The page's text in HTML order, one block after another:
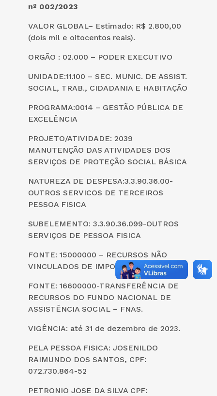
nº 002/2023
VALOR GLOBAL– Estimado: R$ 2.800,00
(dois mil e oitocentos reais).
ORGÃO : 02.000 – PODER EXECUTIVO
UNIDADE:11.100 – SEC. MUNIC. DE ASSIST.
SOCIAL, TRAB., CIDADANIA E HABITAÇÃO
PROGRAMA:0014 – GESTÃO PÚBLICA DE
EXCELÊNCIA
PROJETO/ATIVIDADE: 2039
MANUTENÇÃO DAS ATIVIDADES DOS
SERVIÇOS DE PROTEÇÃO SOCIAL BÁSICA
NATUREZA DE DESPESA:3.3.90.36.00-
OUTROS SERVICOS DE TERCEIROS
PESSOA FISICA
SUBELEMENTO: 3.3.90.36.099-OUTROS
SERVIÇOS DE PESSOA FISICA
FONTE: 15000000 – RECURSOS NÃO
VINCULADOS DE IMPOSTOS
FONTE: 16600000-TRANSFERÊNCIA DE
RECURSOS DO FUNDO NACIONAL DE
ASSISTÊNCIA SOCIAL – FNAS.
VIGÊNCIA: até 31 de dezembro de 2023.
PELA PESSOA FISICA: JOSENILDO
RAIMUNDO DOS SANTOS, CPF:
072.730.864-52
PETRONIO JOSE DA SILVA CPF: